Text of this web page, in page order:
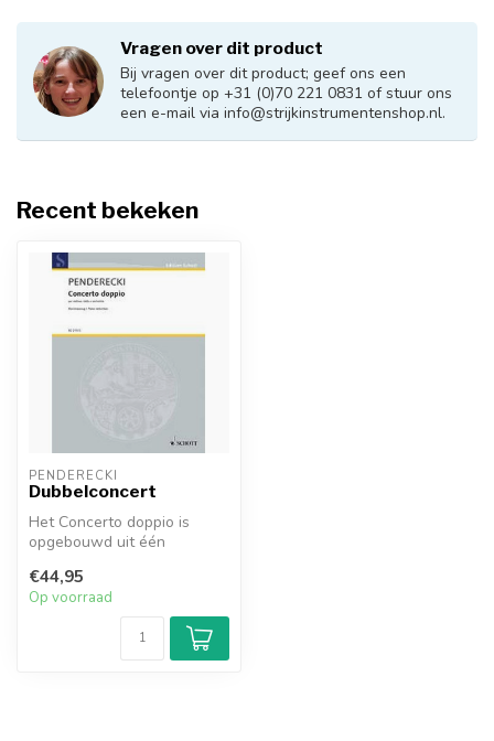
Vragen over dit product
Bij vragen over dit product; geef ons een
telefoontje op +31 (0)70 221 0831 of stuur ons
een e-mail via info@strijkinstrumentenshop.nl.
Recent bekeken
PENDERECKI
Dubbelconcert
Het Concerto doppio is
opgebouwd uit één
wel ondersch...
€44,95
Op voorraad